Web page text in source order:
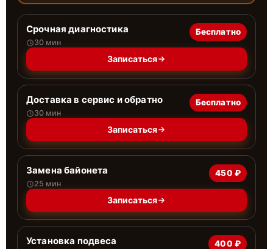
Срочная диагностика
30 мин
Бесплатно
Записаться
Доставка в сервис и обратно
30 мин
Бесплатно
Записаться
Замена байонета
25 мин
450 ₽
Записаться
Установка подвеса 400 ₽